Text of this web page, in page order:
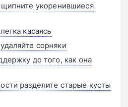
укоренившиеся
касаясь
сорняки
до того, как она
разделите старые кусты